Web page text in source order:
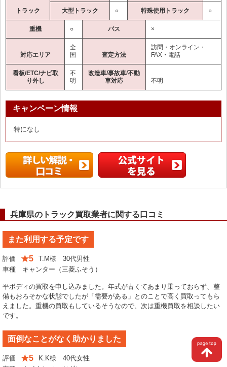
トラック 大型トラック ○ 特殊使用トラック ○
重機 ○ バス ×
対応エリア
全
国
査定方法
訪問・オンライン・
FAX・電話
看板/ETC/ナビ取
り外し
不
明
改造車/事故車/不動
車対応
不明
キャンペーン情報
特になし
兵庫県のトラック買取業者に関する口コミ
また利用する予定です
評価 ★5
T.M様 30代男性
車種 キャンター（三菱ふそう）
平ボディの買取を申し込みました。年式が古くてあまり乗っておらず、整
備もおろそかな状態でしたが「需要がある」とのことで高く買取ってもら
えました。重機の買取もしているそうなので、次は重機買取を相談したい
です。
面倒なことがなく助かりました
評価 ★5
K.K様 40代女性